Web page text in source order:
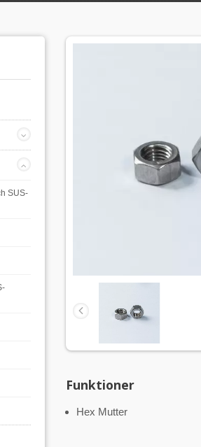
SUS-
Funktioner
Hex Mutter